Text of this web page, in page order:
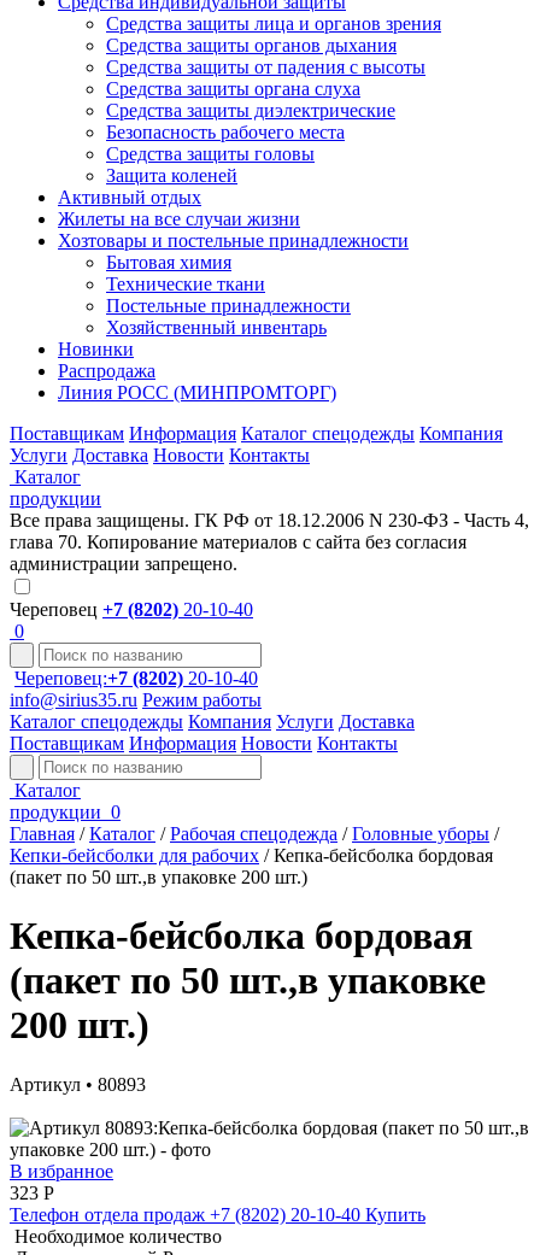
Средства защиты лица и органов зрения
Средства защиты органов дыхания
Средства защиты от падения с высоты
Средства защиты органа слуха
Средства защиты диэлектрические
Безопасность рабочего места
Средства защиты головы
Защита коленей
Активный отдых
Жилеты на все случаи жизни
Хозтовары и постельные принадлежности
Бытовая химия
Технические ткани
Постельные принадлежности
Хозяйственный инвентарь
Новинки
Распродажа
Линия РОСС (МИНПРОМТОРГ)
Поставщикам Информация Каталог спецодежды Компания
Услуги Доставка Новости Контакты
Каталог
продукции
Все права защищены. ГК РФ от 18.12.2006 N 230-ФЗ - Часть 4,
глава 70. Копирование материалов с сайта без согласия
администрации запрещено.
Череповец +7 (8202) 20-10-40
0
Череповец:+7 (8202) 20-10-40
info@sirius35.ru Режим работы
Каталог спецодежды Компания Услуги Доставка
Поставщикам Информация Новости Контакты
Каталог
продукции 0
Главная / Каталог / Рабочая спецодежда / Головные уборы /
Кепки-бейсболки для рабочих / Кепка-бейсболка бордовая
(пакет по 50 шт.,в упаковке 200 шт.)
Кепка-бейсболка бордовая
(пакет по 50 шт.,в упаковке
200 шт.)
Артикул • 80893
В избранное
323 Р
Телефон отдела продаж +7 (8202) 20-10-40 Купить
Необходимое количество